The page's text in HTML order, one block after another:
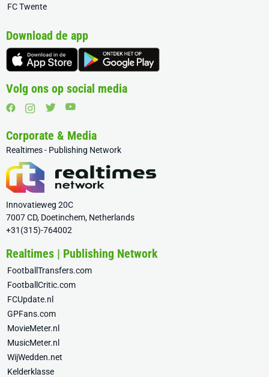
FC Twente
Download de app
Volg ons op social media
Corporate & Media
Realtimes - Publishing Network
Innovatieweg 20C
7007 CD, Doetinchem, Netherlands
+31(315)-764002
Realtimes | Publishing Network
FootballTransfers.com
FootballCritic.com
FCUpdate.nl
GPFans.com
MovieMeter.nl
MusicMeter.nl
WijWedden.net
Kelderklasse